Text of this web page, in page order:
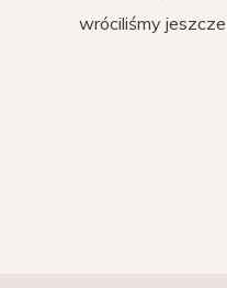
wróciliśmy